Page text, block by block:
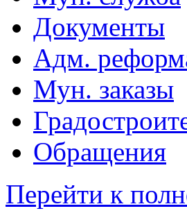
Документы
Адм.
Мун. заказы
Обращения
Перейти к